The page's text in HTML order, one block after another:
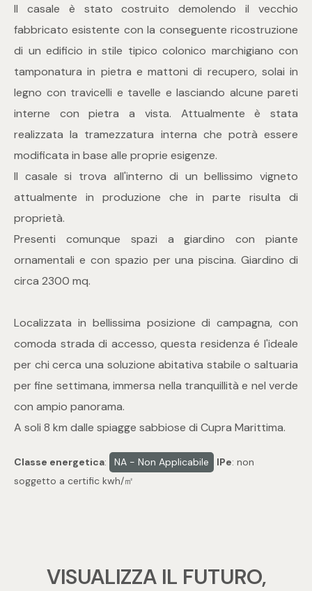
Il casale è stato costruito demolendo il vecchio
fabbricato esistente con la conseguente ricostruzione
di un edificio in stile tipico colonico marchigiano con
tamponatura in pietra e mattoni di recupero, solai in
legno con travicelli e tavelle e lasciando alcune pareti
interne con pietra a vista. Attualmente è stata
realizzata la tramezzatura interna che potrà essere
modificata in base alle proprie esigenze.
Il casale si trova all'interno di un bellissimo vigneto
attualmente in produzione che in parte risulta di
proprietà.
Presenti comunque spazi a giardino con piante
ornamentali e con spazio per una piscina. Giardino di
circa 2300 mq.
Localizzata in bellissima posizione di campagna, con
comoda strada di accesso, questa residenza é l'ideale
per chi cerca una soluzione abitativa stabile o saltuaria
per fine settimana, immersa nella tranquillità e nel verde
con ampio panorama.
A soli 8 km dalle spiagge sabbiose di Cupra Marittima.
Classe energetica: NA - Non Applicabile IPe: non
soggetto a certific kwh/㎡
VISUALIZZA IL FUTURO,
Totale
mq
Locali
Qualsiasi
1
2
3
5
Bagni